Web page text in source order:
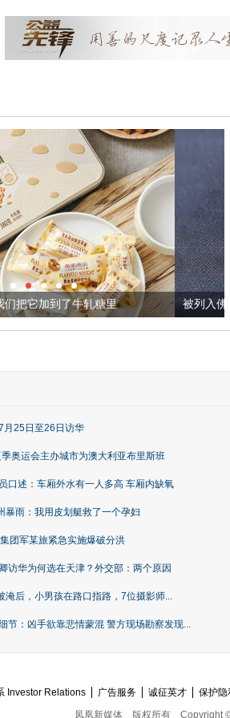
轧糖里 被列入佛家七宝的它到底
月25日至26日访华
奥运会主办城市为澳大利亚布里斯班
口述：车厢外水有一人多高 车厢内缺氧
暴雨：我用皮划艇救了一个孕妇
团军某旅紧急实施爆破分洪
访华为何选在天津？外交部：两个原因
淹后，小男孩在路口指路，7位摄影师...
节：凶手欲靠悲情蒙混 警方现场勘察发现...
Investor Relations 广告服务 诚征英才 保护隐
凤凰新媒体
版权所有 Copyright